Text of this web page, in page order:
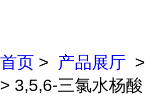
首页 > 产品展厅 >
> 3,5,6-三氯水杨酸